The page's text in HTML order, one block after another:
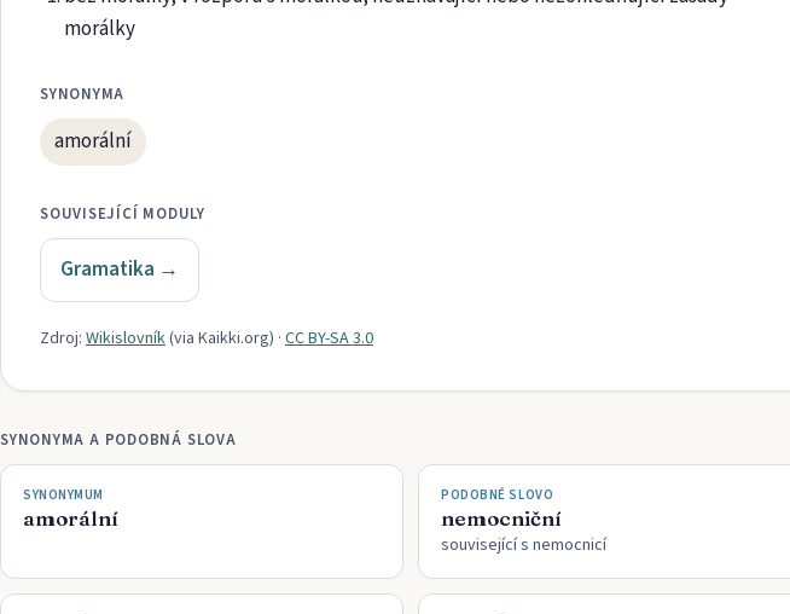
morálky
SYNONYMA
amorální
SOUVISEJÍCÍ MODULY
Gramatika →
Zdroj: Wikislovník(via Kaikki.org) · CC BY-SA 3.0
SYNONYMA A PODOBNÁ SLOVA
SYNONYMUM
amorální
PODOBNÉ SLOVO
nemocniční
související s nemocnicí